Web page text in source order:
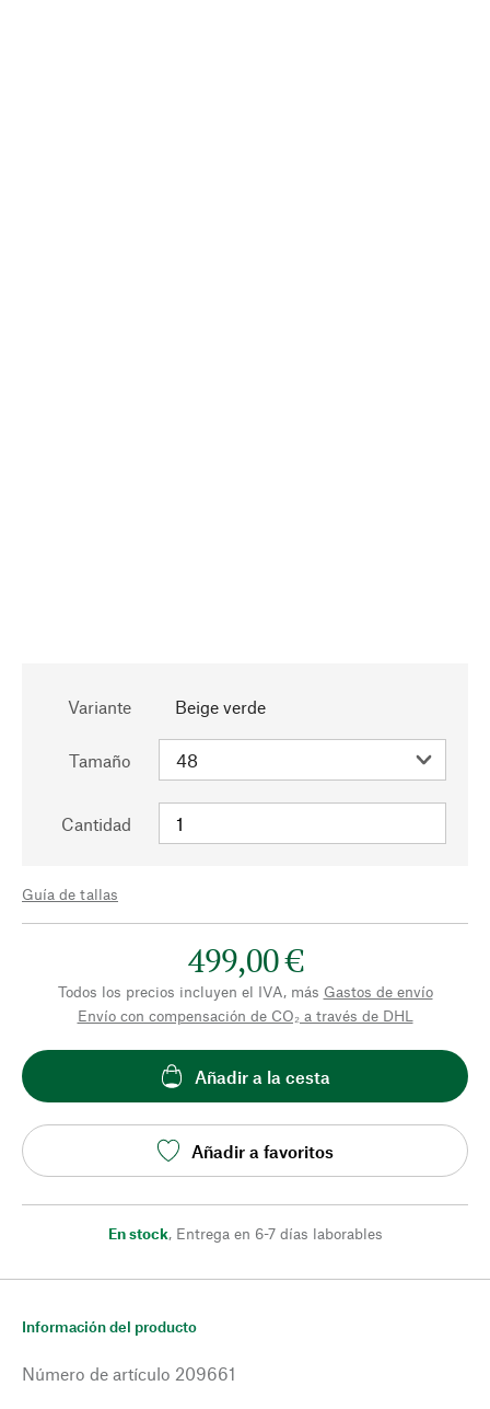
Variante Beige verde
Tamaño
Cantidad
Guía de tallas
499,00 €
Todos los precios incluyen el IVA, más Gastos de envío
Envío con compensación de CO₂ a través de DHL
Añadir a la cesta
Añadir a favoritos
En stock, Entrega en 6-7 días laborables
Información del producto
Número de artículo 209661